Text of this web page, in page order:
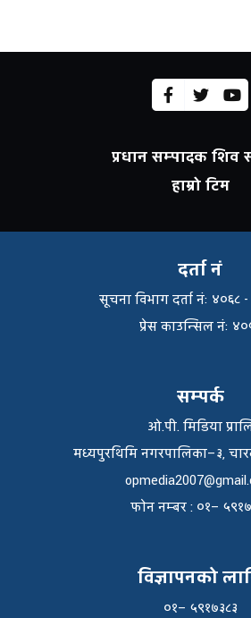
प्रधान सम्पादक शिव
हाम्रो टिम
दर्ता नं
सूचना विभाग दर्ता नंः ४०६८
प्रेस काउन्सिल नंः
सम्पर्क
ओ.पी. मिडिया
मध्यपुरथिमि नगरपालिका–३,
फाेन नम्बर : ०१–
विज्ञापनको
०१– ५९१७३८३